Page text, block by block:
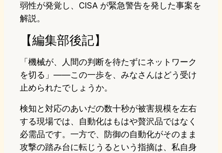
弱性が発覚し、CISA が緊急警告を発した事案を
解説。
【編集部後記】
「機械が、人間の判断を待たずにネットワーク
を切る」——この一歩を、みなさんはどう受け
止められたでしょうか。
検知と対応のあいだの数十秒が被害規模を左右
する現場では、自動化はもはや贅沢品ではなく
必需品です。一方で、防御の自動化がそのまま
攻撃の踏み台に転じうるという指摘は、私自身